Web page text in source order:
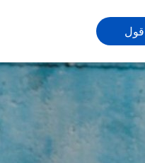
قول